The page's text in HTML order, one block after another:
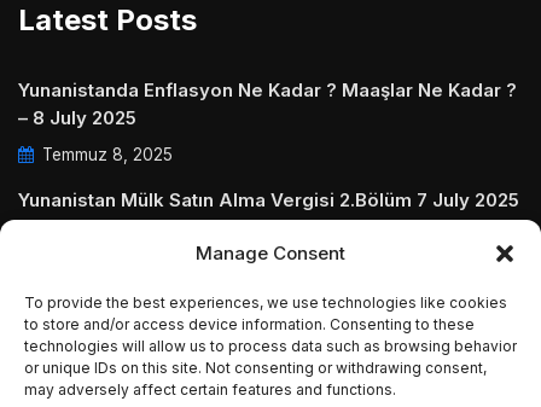
Manage Consent
To provide the best experiences, we use technologies like cookies
to store and/or access device information. Consenting to these
technologies will allow us to process data such as browsing behavior
or unique IDs on this site. Not consenting or withdrawing consent,
may adversely affect certain features and functions.
Latest Posts
Yunanistanda Enflasyon Ne Kadar ? Maaşlar Ne Kadar ?
– 8 July 2025
Temmuz 8, 2025
Yunanistan Mülk Satın Alma Vergisi 2.Bölüm 7 July 2025
July 2025
Temmuz 5, 2025